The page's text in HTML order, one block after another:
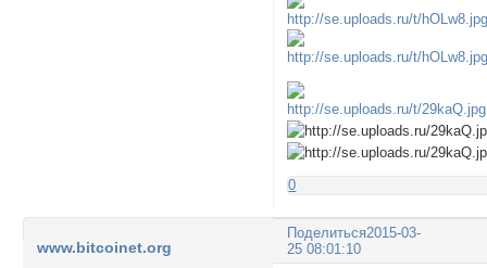
0
Поделиться2015-03-
25 08:01:10
www.bitcoinet.org